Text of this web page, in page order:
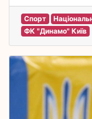
Спорт
ФК "Динамо" Київ